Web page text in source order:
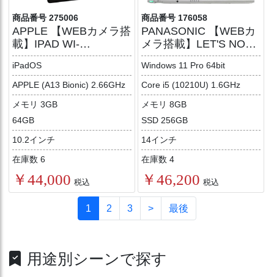
商品番号 275006
APPLE 【WEBカメラ搭
載】IPAD WI-
FI+CELLULAR 64GB
[第9世代]
iPadOS
APPLE (A13 Bionic) 2.66GHz
メモリ 3GB
64GB
10.2インチ
在庫数 6
￥44,000 税込
商品番号 176058
PANASONIC 【WEBカ
メラ搭載】LET'S NOTE
CF-LV9【Win11】
Windows 11 Pro 64bit
Core i5 (10210U) 1.6GHz
メモリ 8GB
SSD 256GB
14インチ
在庫数 4
￥46,200 税込
1 2 3 > 最後
用途別シーンで探す